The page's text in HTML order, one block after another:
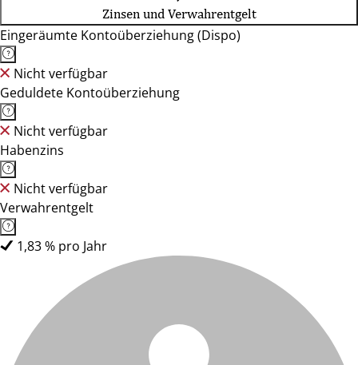
Zinsen und Verwahrentgelt
Eingeräumte Kontoüberziehung (Dispo)
Nicht verfügbar
Geduldete Kontoüberziehung
Nicht verfügbar
Habenzins
Nicht verfügbar
Verwahrentgelt
1,83 % pro Jahr